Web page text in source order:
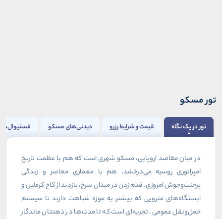
تور مسکو
تور در یک نگاه قیمت و شرایط رزرو دیدنی‌های مسکو
در میان مقاصد اروپایی، مسکو شهری است که هم با عظمت تاریخ
امپراتوری روسیه می‌درخشد، هم با معماری معاصر و زندگی
پرجنب‌وجوش امروزی. قدم زدن در میدان سرخ، بازدید از کاخ کرملین و
ایستگاه‌های مترویی که بیشتر به موزه شباهت دارند تا سیستم
حمل‌ونقل عمومی، تجربه‌ای است که تا مدت‌ها در ذهنتان ماندگار